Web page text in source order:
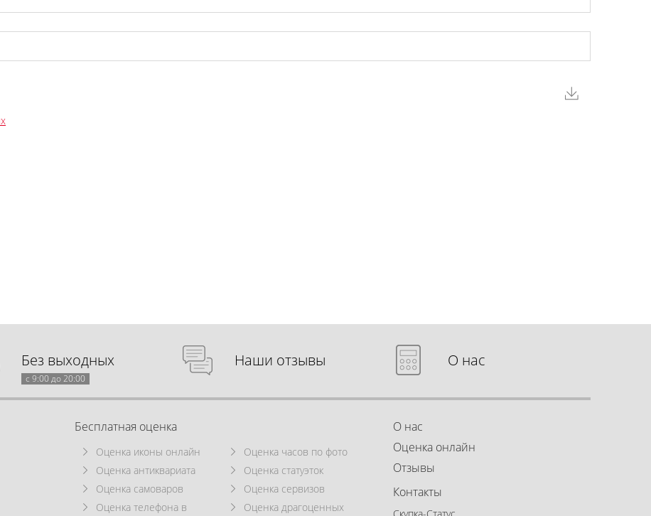
Без выходных
с 9:00 до 20:00
Наши отзывы О нас
Бесплатная оценка
Оценка иконы онлайн
Оценка часов по фото
Оценка антиквариата
Оценка статуэток
Оценка самоваров
Оценка сервизов
Оценка телефона в
Оценка драгоценных
О нас
Оценка онлайн
Отзывы
Контакты